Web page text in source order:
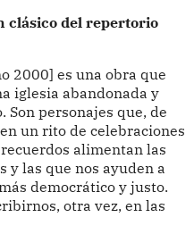
clásico del repertorio
2000] es una obra que
iglesia abandonada y
personajes que, de
un rito de celebraciones
alimentan las
y las que nos ayuden a
democrático y justo.
otra vez, en las